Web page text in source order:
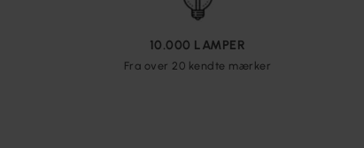
10.000 LAMPER
Fra over 20 kendte mærker